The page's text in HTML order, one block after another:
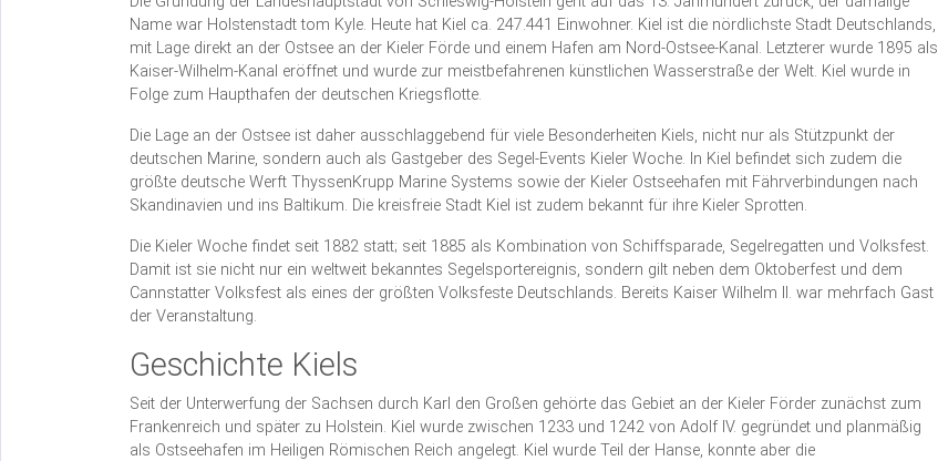
Name war Holstenstadt tom Kyle. Heute hat Kiel ca. 247.441 Einwohner. Kiel ist die nördlichste Stadt Deutschlands,
mit Lage direkt an der Ostsee an der Kieler Förde und einem Hafen am Nord-Ostsee-Kanal. Letzterer wurde 1895 als
Kaiser-Wilhelm-Kanal eröffnet und wurde zur meistbefahrenen künstlichen Wasserstraße der Welt. Kiel wurde in
Folge zum Haupthafen der deutschen Kriegsflotte.
Die Lage an der Ostsee ist daher ausschlaggebend für viele Besonderheiten Kiels, nicht nur als Stützpunkt der
deutschen Marine, sondern auch als Gastgeber des Segel-Events Kieler Woche. In Kiel befindet sich zudem die
größte deutsche Werft ThyssenKrupp Marine Systems sowie der Kieler Ostseehafen mit Fährverbindungen nach
Skandinavien und ins Baltikum. Die kreisfreie Stadt Kiel ist zudem bekannt für ihre Kieler Sprotten.
Die Kieler Woche findet seit 1882 statt; seit 1885 als Kombination von Schiffsparade, Segelregatten und Volksfest.
Damit ist sie nicht nur ein weltweit bekanntes Segelsportereignis, sondern gilt neben dem Oktoberfest und dem
Cannstatter Volksfest als eines der größten Volksfeste Deutschlands. Bereits Kaiser Wilhelm II. war mehrfach Gast
der Veranstaltung.
Geschichte Kiels
Seit der Unterwerfung der Sachsen durch Karl den Großen gehörte das Gebiet an der Kieler Förder zunächst zum
Frankenreich und später zu Holstein. Kiel wurde zwischen 1233 und 1242 von Adolf IV. gegründet und planmäßig
als Ostseehafen im Heiligen Römischen Reich angelegt. Kiel wurde Teil der Hanse, konnte aber die